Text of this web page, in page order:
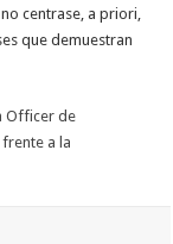
centrase, a priori,
que demuestran
Officer de
a la